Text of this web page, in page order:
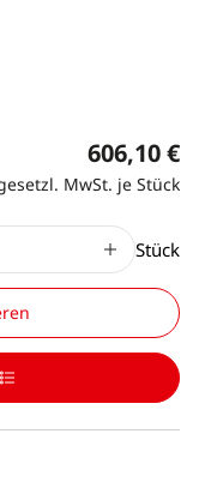
606,10 €
MwSt. je Stück
Stück